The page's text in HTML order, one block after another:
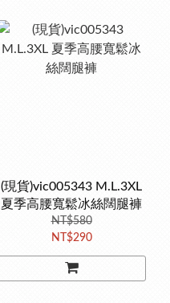
(現貨)vic005343 M.L.3XL
夏季高腰寬鬆冰絲闊腿褲
NT$580
NT$290